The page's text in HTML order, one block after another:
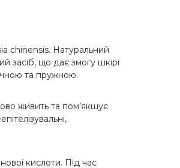
chinensis. Натуральний
засіб, що дає змогу шкірі
та пружною.
живить та пом’якшує
кислоти. Під час